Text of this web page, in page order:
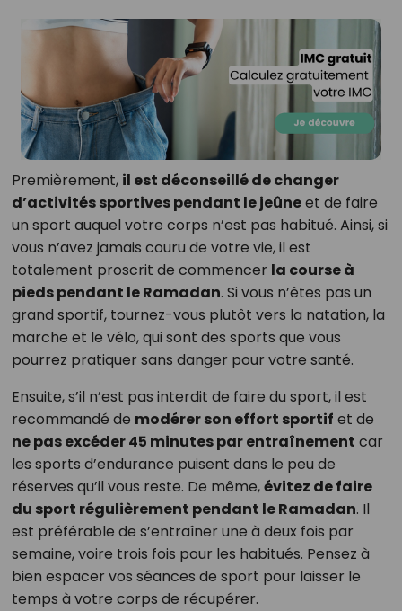
Premièrement, il est déconseillé de changer
d’activités sportives pendant le jeûneet de faire
un sport auquel votre corps n’est pas habitué. Ainsi, si
vous n’avez jamais couru de votre vie, il est
totalement proscrit de commencer la course à
pieds pendant le Ramadan. Si vous n’êtes pas un
grand sportif, tournez-vous plutôt vers la natation, la
marche et le vélo, qui sont des sports que vous
pourrez pratiquer sans danger pour votre santé.
Ensuite, s’il n’est pas interdit de faire du sport, il est
recommandé de modérer son effort sportif et de
ne pas excéder 45 minutes par entraînement car
les sports d’endurance puisent dans le peu de
réserves qu’il vous reste. De même,évitez de faire
du sport régulièrement pendant le Ramadan. Il
est préférable de s’entraîner une à deux fois par
semaine, voire trois fois pour les habitués. Pensez à
bien espacer vos séances de sport pour laisser le
temps à votre corps de récupérer.